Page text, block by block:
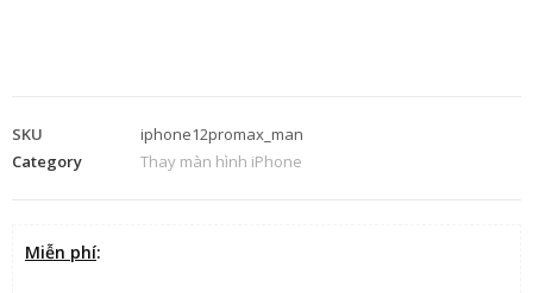
SKU
iphone12promax_man
Category
Thay màn hình iPhone
Miễn phí: